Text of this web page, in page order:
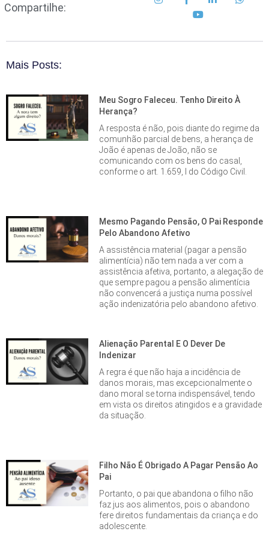
Compartilhe:
Mais Posts:
Meu Sogro Faleceu. Tenho Direito À
Herança?
A resposta é não, pois diante do regime da
comunhão parcial de bens, a herança de
João é apenas de João, não se
comunicando com os bens do casal,
conforme o art. 1.659, I do Código Civil.
Mesmo Pagando Pensão, O Pai Responde
Pelo Abandono Afetivo
A assistência material (pagar a pensão
alimentícia) não tem nada a ver com a
assistência afetiva, portanto, a alegação de
que sempre pagou a pensão alimentícia
não convencerá a justiça numa possível
ação indenizatória pelo abandono afetivo.
Alienação Parental E O Dever De
Indenizar
A regra é que não haja a incidência de
danos morais, mas excepcionalmente o
dano moral se torna indispensável, tendo
em vista os direitos atingidos e a gravidade
da situação.
Filho Não É Obrigado A Pagar Pensão Ao
Pai
Portanto, o pai que abandona o filho não
faz jus aos alimentos, pois o abandono
fere direitos fundamentais da criança e do
adolescente.